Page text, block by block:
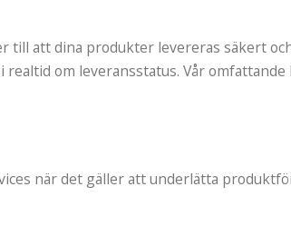
till att dina produkter levereras säkert
om leveransstatus. Vår
när det gäller att underlätta